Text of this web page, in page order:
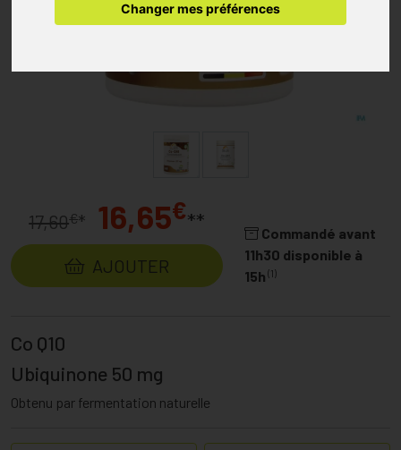
Changer mes préférences
17,60€* 16,65€**
AJOUTER
Commandé avant
11h30 disponible à
15h (1)
Co Q10
Ubiquinone 50 mg
Obtenu par fermentation naturelle